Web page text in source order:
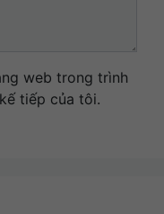
web trong trình
tiếp của tôi.